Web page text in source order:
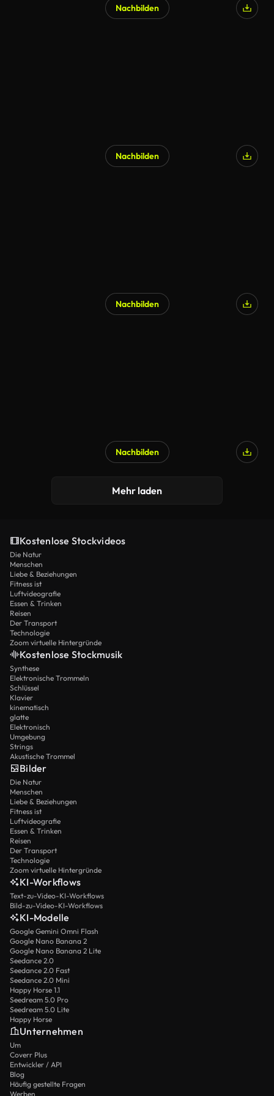
Nachbilden
Nachbilden
Nachbilden
Nachbilden
Mehr laden
Kostenlose Stockvideos
Die Natur
Menschen
Liebe & Beziehungen
Fitness ist
Luftvideografie
Essen & Trinken
Reisen
Der Transport
Technologie
Zoom virtuelle Hintergründe
Kostenlose Stockmusik
Synthese
Elektronische Trommeln
Schlüssel
Klavier
kinematisch
glatte
Elektronisch
Umgebung
Strings
Akustische Trommel
Bilder
Die Natur
Menschen
Liebe & Beziehungen
Fitness ist
Luftvideografie
Essen & Trinken
Reisen
Der Transport
Technologie
Zoom virtuelle Hintergründe
KI-Workflows
Text-zu-Video-KI-Workflows
Bild-zu-Video-KI-Workflows
KI-Modelle
Google Gemini Omni Flash
Google Nano Banana 2
Google Nano Banana 2 Lite
Seedance 2.0
Seedance 2.0 Fast
Seedance 2.0 Mini
Happy Horse 1.1
Seedream 5.0 Pro
Seedream 5.0 Lite
Happy Horse
Unternehmen
Um
Coverr Plus
Entwickler / API
Blog
Häufig gestellte Fragen
Werben